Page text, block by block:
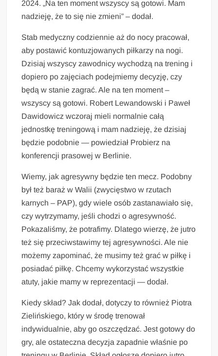
2024. „Na ten moment wszyscy są gotowi. Mam
nadzieję, że to się nie zmieni” – dodał.
Stab medyczny codziennie aż do nocy pracował,
aby postawić kontuzjowanych piłkarzy na nogi.
Dzisiaj wszyscy zawodnicy wychodzą na trening i
dopiero po zajęciach podejmiemy decyzję, czy
będą w stanie zagrać. Ale na ten moment –
wszyscy są gotowi. Robert Lewandowski i Paweł
Dawidowicz wczoraj mieli normalnie całą
jednostkę treningową i mam nadzieję, że dzisiaj
będzie podobnie — powiedział Probierz na
konferencji prasowej w Berlinie.
Wiemy, jak agresywny będzie ten mecz. Podobny
był też baraż w Walii (zwycięstwo w rzutach
karnych – PAP), gdy wiele osób zastanawiało się,
czy wytrzymamy, jeśli chodzi o agresywność.
Pokazaliśmy, że potrafimy. Dlatego wierzę, że jutro
też się przeciwstawimy tej agresywności. Ale nie
możemy zapominać, że musimy też grać w piłkę i
posiadać piłkę. Chcemy wykorzystać wszystkie
atuty, jakie mamy w reprezentacji — dodał.
Kiedy skład? Jak dodał, dotyczy to również Piotra
Zielińskiego, który w środę trenował
indywidualnie, aby go oszczędzać. Jest gotowy do
gry, ale ostateczna decyzja zapadnie właśnie po